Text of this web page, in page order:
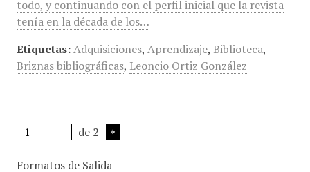
todo, y continuando con el perfil inicial que la revista
tenía en la década de los…
Etiquetas: Adquisiciones, Aprendizaje, Biblioteca,
Briznas bibliográficas, Leoncio Ortiz González
de 2
Formatos de Salida